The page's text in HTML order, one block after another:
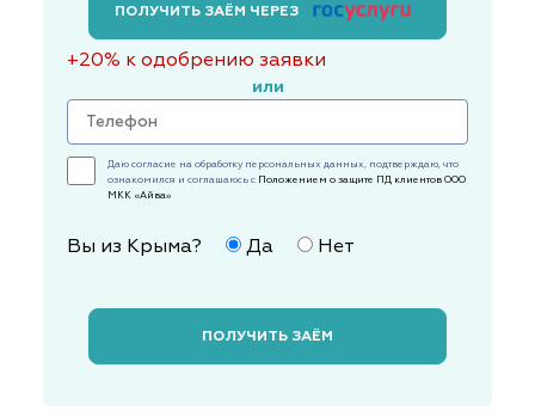
ПОЛУЧИТЬ ЗАЁМ ЧЕРЕЗ
+20% к одобрению заявки
или
Даю согласие на обработку персональных данных, подтверждаю, что
ознакомился и соглашаюсь с Положением о защите ПД клиентов ООО
МКК «Айва»
Вы из Крыма? Да Нет
ПОЛУЧИТЬ ЗАЁМ